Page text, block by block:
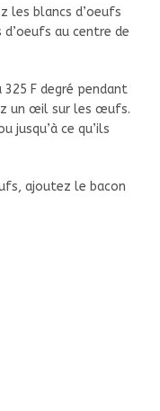
les blancs d’oeufs
au centre de
F degré pendant
un œil sur les œufs.
jusqu’à ce qu’ils
ajoutez le bacon